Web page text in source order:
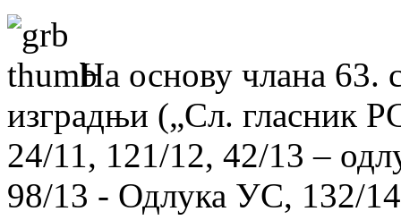
На основу члана 63.
изградњи („Сл. гласник
24/11, 121/12, 42/13 –
98/13 - Одлука УС, 132/